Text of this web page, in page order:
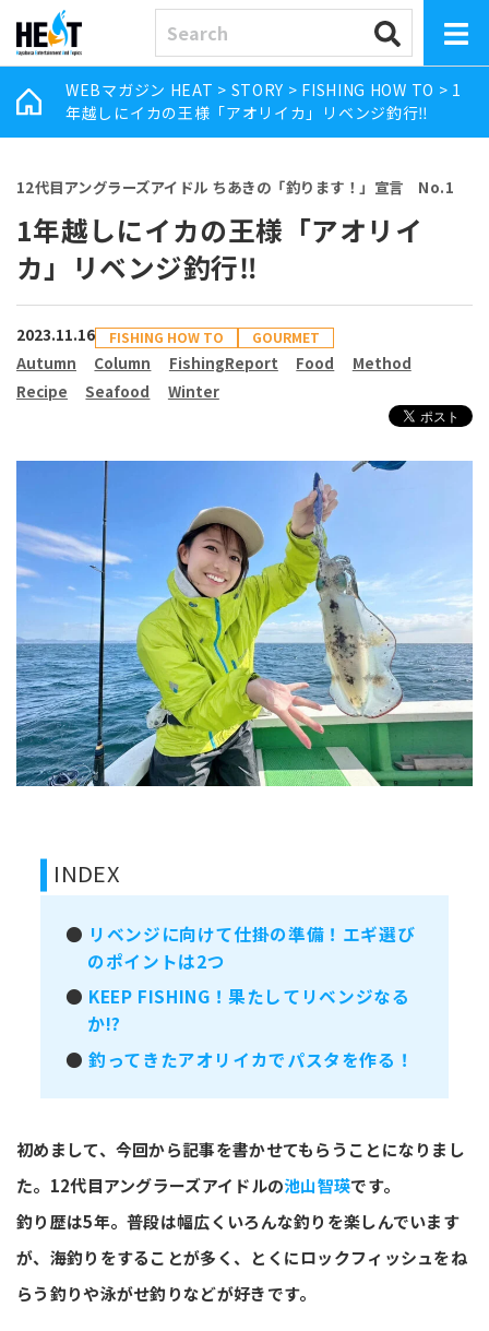
WEBマガジン HEAT > STORY > FISHING HOW TO > 1
年越しにイカの王様「アオリイカ」リベンジ釣行‼︎
12代目アングラーズアイドル ちあきの「釣ります！」宣言 No.1
1年越しにイカの王様「アオリイ
カ」リベンジ釣行‼︎
2023.11.16 FISHING HOW TO GOURMET
Autumn Column FishingReport Food
Method
Recipe
Seafood Winter
INDEX
● リベンジに向けて仕掛の準備！エギ選び
のポイントは2つ
● KEEP FISHING！果たしてリベンジなる
か!?
●釣ってきたアオリイカでパスタを作る！
初めまして、今回から記事を書かせてもらうことになりまし
た。12代目アングラーズアイドルの池山智瑛です。
釣り歴は5年。普段は幅広くいろんな釣りを楽しんでいます
が、海釣りをすることが多く、とくにロックフィッシュをね
らう釣りや泳がせ釣りなどが好きです。